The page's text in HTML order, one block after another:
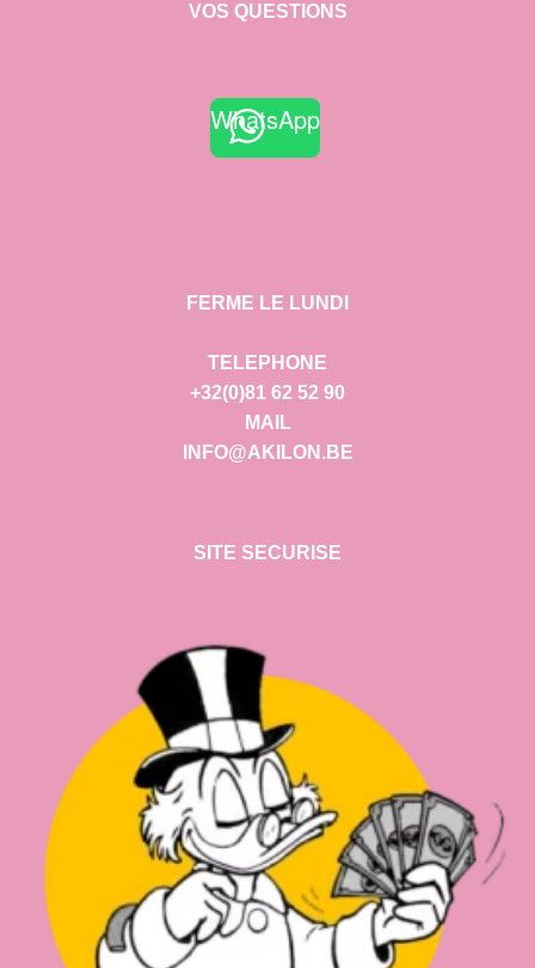
VOS QUESTIONS
WhatsApp
FERME LE LUNDI
TELEPHONE
+32(0)81 62 52 90
MAIL
INFO@AKILON.BE
SITE SECURISE